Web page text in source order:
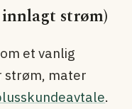
strøm)
et vanlig
strøm, mater
.